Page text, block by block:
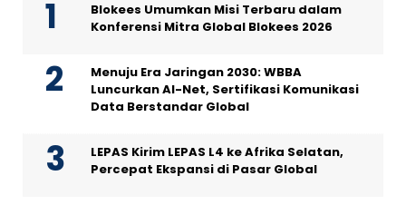
Blokees Umumkan Misi Terbaru dalam
Konferensi Mitra Global Blokees 2026
Menuju Era Jaringan 2030: WBBA
Luncurkan AI-Net, Sertifikasi Komunikasi
Data Berstandar Global
LEPAS Kirim LEPAS L4 ke Afrika Selatan,
Percepat Ekspansi di Pasar Global